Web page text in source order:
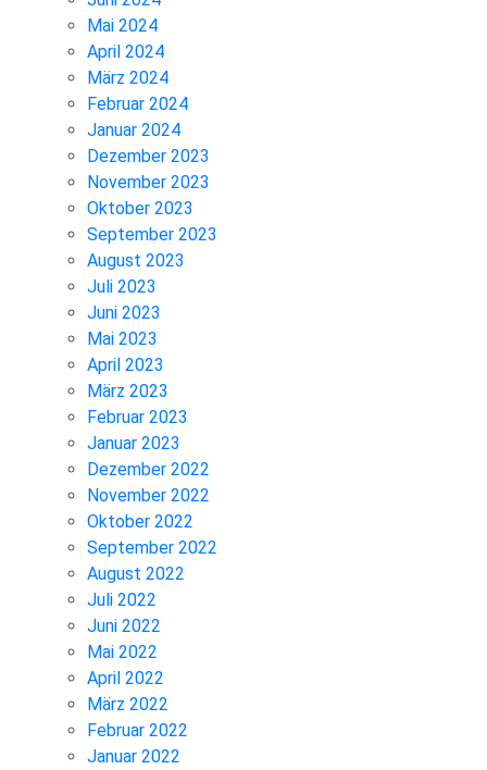
Mai 2024
April 2024
März 2024
Februar 2024
Januar 2024
Dezember 2023
November 2023
Oktober 2023
September 2023
August 2023
Juli 2023
Juni 2023
Mai 2023
April 2023
März 2023
Februar 2023
Januar 2023
Dezember 2022
November 2022
Oktober 2022
September 2022
August 2022
Juli 2022
Juni 2022
Mai 2022
April 2022
März 2022
Februar 2022
Januar 2022